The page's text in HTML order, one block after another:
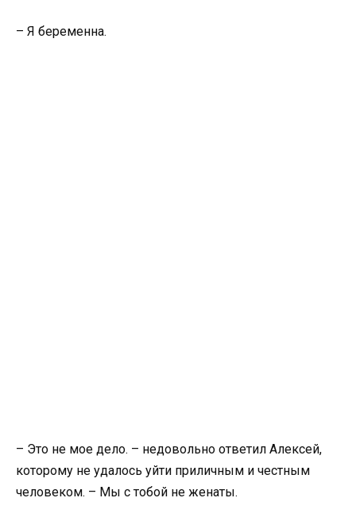
– Я беременна.
– Это не мое дело. – недовольно ответил Алексей,
которому не удалось уйти приличным и честным
человеком. – Мы с тобой не женаты.